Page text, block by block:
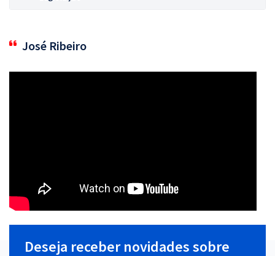
José Ribeiro
Deseja receber novidades sobre